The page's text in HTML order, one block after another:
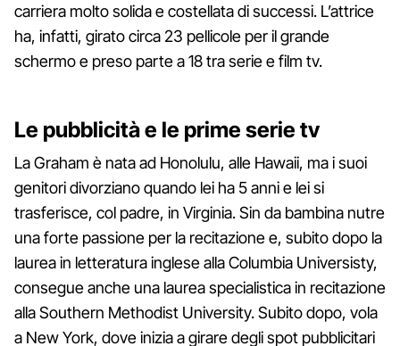
carriera molto solida e costellata di successi. L’attrice
ha, infatti, girato circa 23 pellicole per il grande
schermo e preso parte a 18 tra serie e film tv.
Le pubblicità e le prime serie tv
La Graham è nata ad Honolulu, alle Hawaii, ma i suoi
genitori divorziano quando lei ha 5 anni e lei si
trasferisce, col padre, in Virginia. Sin da bambina nutre
una forte passione per la recitazione e, subito dopo la
laurea in letteratura inglese alla Columbia Universisty,
consegue anche una laurea specialistica in recitazione
alla Southern Methodist University. Subito dopo, vola
a New York, dove inizia a girare degli spot pubblicitari